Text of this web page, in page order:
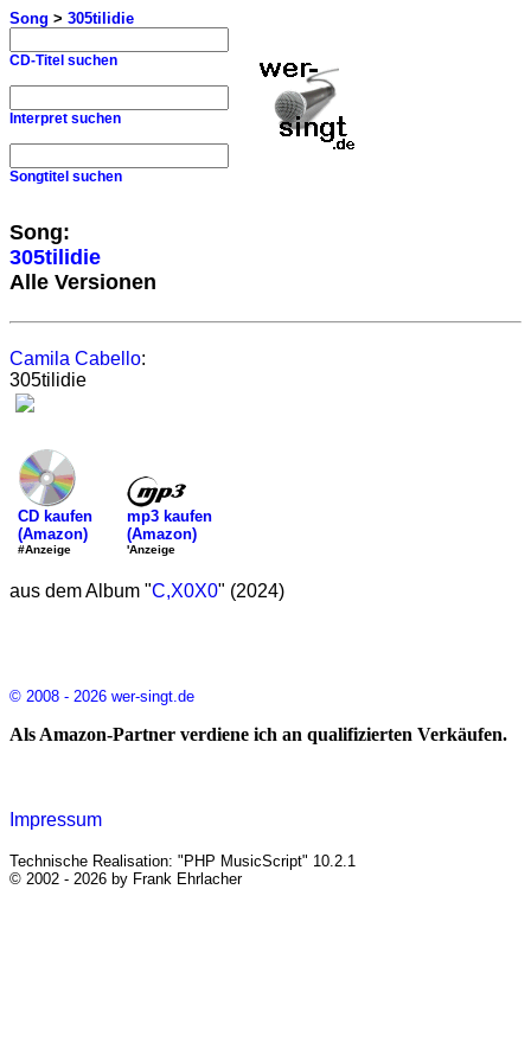
Song > 305tilidie
CD-Titel suchen
Interpret suchen
Songtitel suchen
Song:
305tilidie
Alle Versionen
Camila Cabello:
305tilidie
CD kaufen
(Amazon)
#Anzeige
mp3 kaufen
(Amazon)
'Anzeige
aus dem Album "C,X0X0" (2024)
© 2008 - 2026 wer-singt.de
Als Amazon-Partner verdiene ich an qualifizierten Verkäufen.
Impressum
Technische Realisation: "PHP MusicScript" 10.2.1
© 2002 - 2026 by Frank Ehrlacher